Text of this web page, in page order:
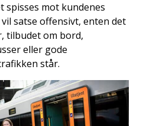
spisses mot kundenes
satse offensivt, enten det
tilbudet om bord,
eller gode
står.